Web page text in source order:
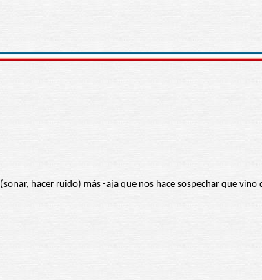
(sonar, hacer ruido) más -aja que nos hace sospechar que vino